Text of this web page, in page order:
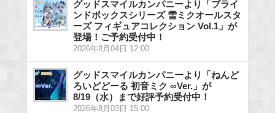
グッドスマイルカンパニーより「ブライ
ンドボックスシリーズ 雪ミクオールスタ
ーズ フィギュアコレクション Vol.1」が
登場！ご予約受付中！
2026年8月04日 12:00
グッドスマイルカンパニーより「ねんど
ろいどどーる 初音ミク ∞Ver.」が
8/19（水）まで好評予約受付中！
2026年8月03日 15:00